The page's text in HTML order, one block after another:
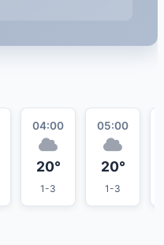
04:00
20°
1-3
05:00
20°
1-3